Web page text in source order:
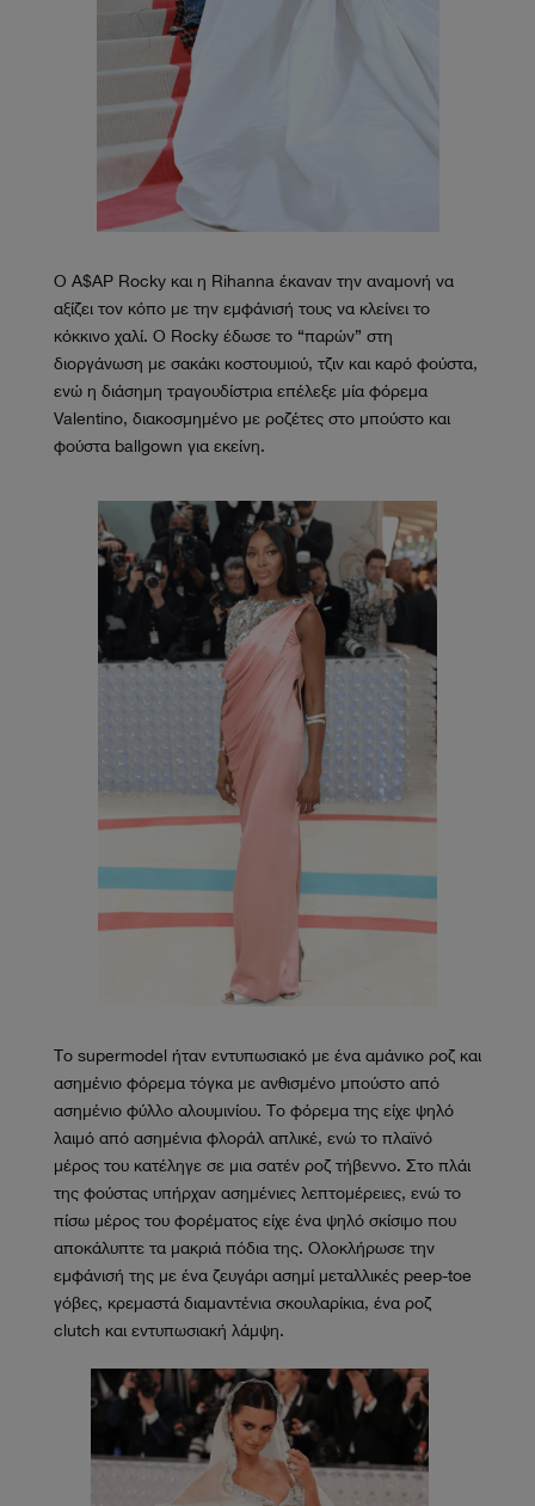
Ο A$AP Rocky και η Rihanna έκαναν την αναμονή να
αξίζει τον κόπο με την εμφάνισή τους να κλείνει το
κόκκινο χαλί. Ο Rocky έδωσε το “παρών” στη
διοργάνωση με σακάκι κοστουμιού, τζιν και καρό φούστα,
ενώ η διάσημη τραγουδίστρια επέλεξε μία φόρεμα
Valentino, διακοσμημένο με ροζέτες στο μπούστο και
φούστα ballgown για εκείνη.
Το supermodel ήταν εντυπωσιακό με ένα αμάνικο ροζ και
ασημένιο φόρεμα τόγκα με ανθισμένο μπούστο από
ασημένιο φύλλο αλουμινίου. Το φόρεμα της είχε ψηλό
λαιμό από ασημένια φλοράλ απλικέ, ενώ το πλαϊνό
μέρος του κατέληγε σε μια σατέν ροζ τήβεννο. Στο πλάι
της φούστας υπήρχαν ασημένιες λεπτομέρειες, ενώ το
πίσω μέρος του φορέματος είχε ένα ψηλό σκίσιμο που
αποκάλυπτε τα μακριά πόδια της. Ολοκλήρωσε την
εμφάνισή της με ένα ζευγάρι ασημί μεταλλικές peep-toe
γόβες, κρεμαστά διαμαντένια σκουλαρίκια, ένα ροζ
clutch και εντυπωσιακή λάμψη.